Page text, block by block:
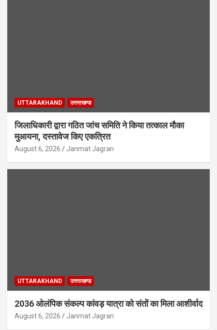
UTTARAKHAND उत्तराखण्ड
जिलाधिकारी द्वारा गठित जांच समिति ने किया तत्काल मौका
मुआयना, दस्तावेज किए एकत्रित
August 6, 2026 Janmat Jagran
UTTARAKHAND उत्तराखण्ड
2036 ओलंपिक संकल्प कांवड़ यात्रा को संतों का मिला आशीर्वाद
August 6, 2026 Janmat Jagran